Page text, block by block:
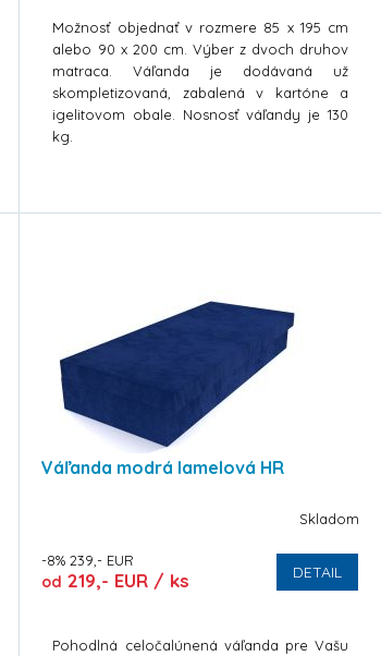
Možnosť objednať v rozmere 85 x 195 cm
alebo 90 x 200 cm. Výber z dvoch druhov
matraca. Váľanda je dodávaná už
skompletizovaná, zabalená v kartóne a
igelitovom obale. Nosnosť váľandy je 130
kg.
Váľanda modrá lamelová HR
Skladom
-8% 239,- EUR
od 219,- EUR / ks DETAIL
Pohodlná celočalúnená váľanda pre Vašu